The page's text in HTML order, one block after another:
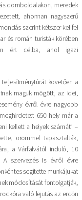
domboldalakon, meredek
ahonnan nagyszerű
szerint kétszer kel fel
és román turisták körében
ért célba, ahol igazi
követően a
maguk mögött, az idei,
évről évre nagyobb
650 hely már a
kellett a helyek számát” –
örömmel tapasztalták,
a Várfalvától induló, 10
A szervezés is évről évre
segítette munkájukat
módosítását fontolgatják,
való lejutás az erdőn